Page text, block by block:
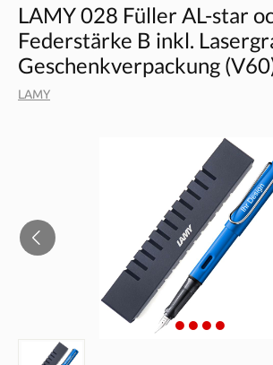
LAMY 028 Füller AL-star
Federstärke B inkl.
Geschenkverpackung
LAMY